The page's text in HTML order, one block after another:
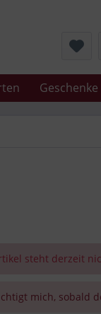
Geschenke
steht derzeit
mich, sobald